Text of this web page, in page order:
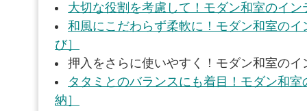
大切な役割を考慮して！モダン和室のイ
和風にこだわらず柔軟に！モダン和室の
び］
押入をさらに使いやすく！モダン和室の
タタミとのバランスにも着目！モダン和
納］